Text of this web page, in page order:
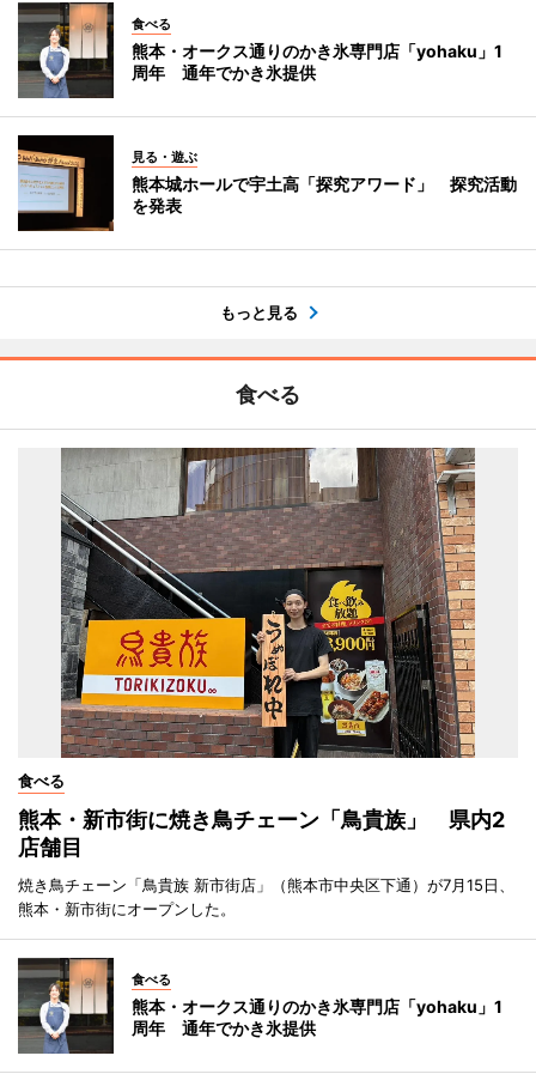
食べる
熊本・オークス通りのかき氷専門店「yohaku」1
周年 通年でかき氷提供
見る・遊ぶ
熊本城ホールで宇土高「探究アワード」 探究活動
を発表
もっと見る
食べる
食べる
熊本・新市街に焼き鳥チェーン「鳥貴族」 県内2
店舗目
焼き鳥チェーン「鳥貴族 新市街店」（熊本市中央区下通）が7月15日、
熊本・新市街にオープンした。
食べる
熊本・オークス通りのかき氷専門店「yohaku」1
周年 通年でかき氷提供